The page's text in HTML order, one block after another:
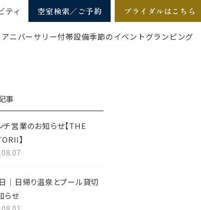
ティ 空室検索／ご予約 ブライダルはこちら
アニバーサリー付帯設備季節のイベントグランピング
事
チ営業のお知らせ【THE
】
｜日帰り温泉とプール貸切
らせ